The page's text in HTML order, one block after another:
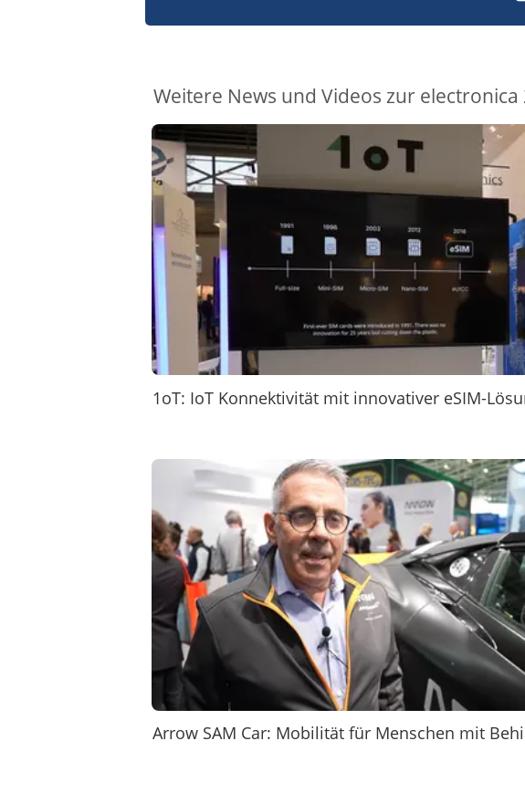
Weitere News und Videos zur electronica
1oT: IoT Konnektivität mit innovativer eSIM-
Arrow SAM Car: Mobilität für Menschen mit